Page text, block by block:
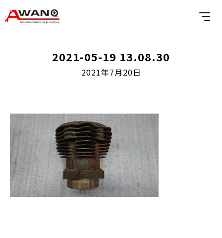
2021-05-19 13.08.30
2021年7月20日